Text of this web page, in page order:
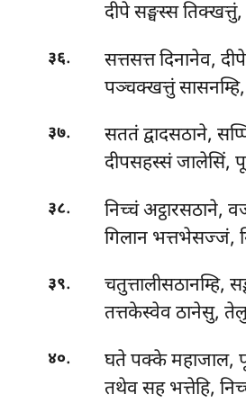
दीपे सङ्घस्स
३६. सत्तसत्तदिनानेव,
पञ्चक्खत्तुं सासनम्हि,
३७.
सततं द्वादसठाने,
दीपसहस्सं जालेसिं,
३८.
निच्चं अट्ठारसठाने,
गिलान भत्तभेसज्जं,
३९.
चतुत्तालीसठानम्हि,
तत्तकेस्वेव ठानेसु,
४०.
घते पक्के महाजाल,
तथेव सह भत्तेहि,